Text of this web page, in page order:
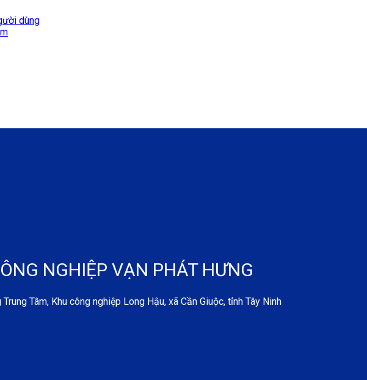
dùng
NGHIỆP VẠN PHÁT HƯNG
Tâm, Khu công nghiệp Long Hậu, xã Cần Giuộc, tỉnh Tây Ninh